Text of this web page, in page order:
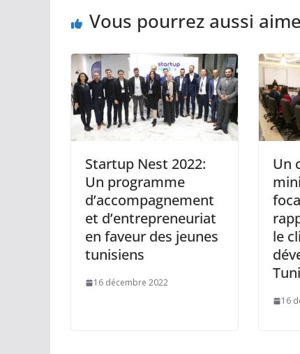
Vous pourrez aussi
Startup Nest 2022:
Un programme
d’accompagnement
et d’entrepreneuriat
en faveur des jeunes
tunisiens
16 décembre 2022
Un
le
16